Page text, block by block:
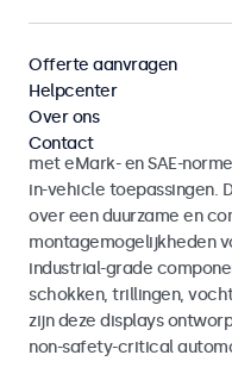
Automotive
displays
Monitoren en
met eMark- en SAE-
in-vehicle toepassingen.
over een duurzame en
montagemogelijkheden
industrial-grade
schokken, trillingen,
zijn deze displays
non-safety-critical
Offerte aanvragen
Helpcenter
Over ons
Contact